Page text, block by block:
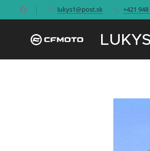
lukys1@post.sk +421